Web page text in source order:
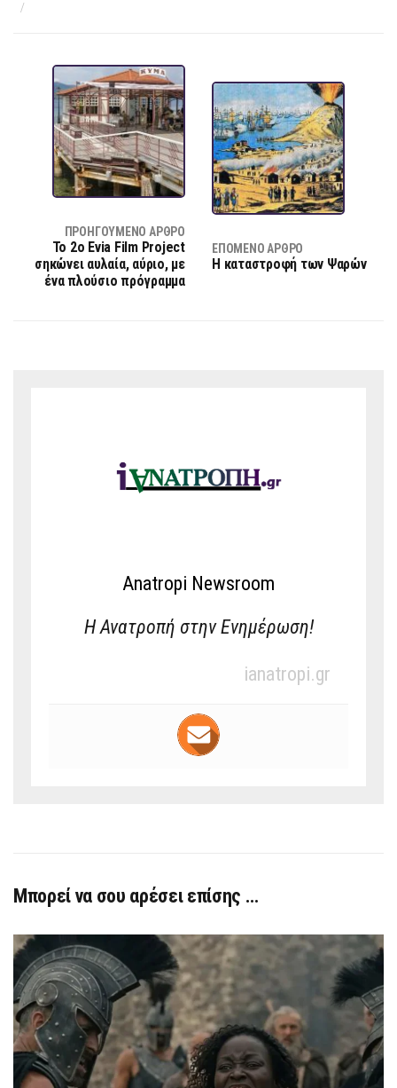
ΠΡΟΗΓΟΎΜΕΝΟ ΆΡΘΡΟ
Το 2ο Evia Film Project
σηκώνει αυλαία, αύριο, με
ένα πλούσιο πρόγραμμα
ΕΠΌΜΕΝΟ ΆΡΘΡΟ
Η καταστροφή των Ψαρών
Anatropi Newsroom
Η Ανατροπή στην Ενημέρωση!
ianatropi.gr
Μπορεί να σου αρέσει επίσης …